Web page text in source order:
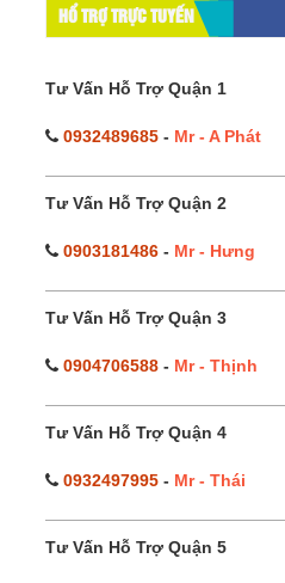
HỔ TRỢ TRỰC TUYẾN
Tư Vấn Hỗ Trợ Quận 1
0932489685 - Mr - A Phát
Tư Vấn Hỗ Trợ Quận 2
0903181486 - Mr - Hưng
Tư Vấn Hỗ Trợ Quận 3
0904706588 - Mr - Thịnh
Tư Vấn Hỗ Trợ Quận 4
0932497995 - Mr - Thái
Tư Vấn Hỗ Trợ Quận 5